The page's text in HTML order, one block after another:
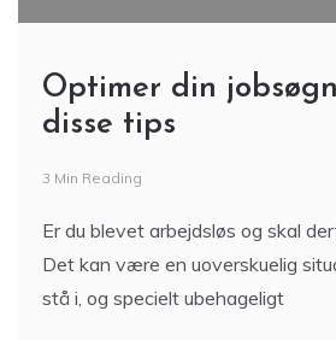
Optimer din
disse tips
3 Min Reading
Er du blevet arbejdsløs og skal
Det kan være en uoverskuelig
stå i, og specielt ubehageligt